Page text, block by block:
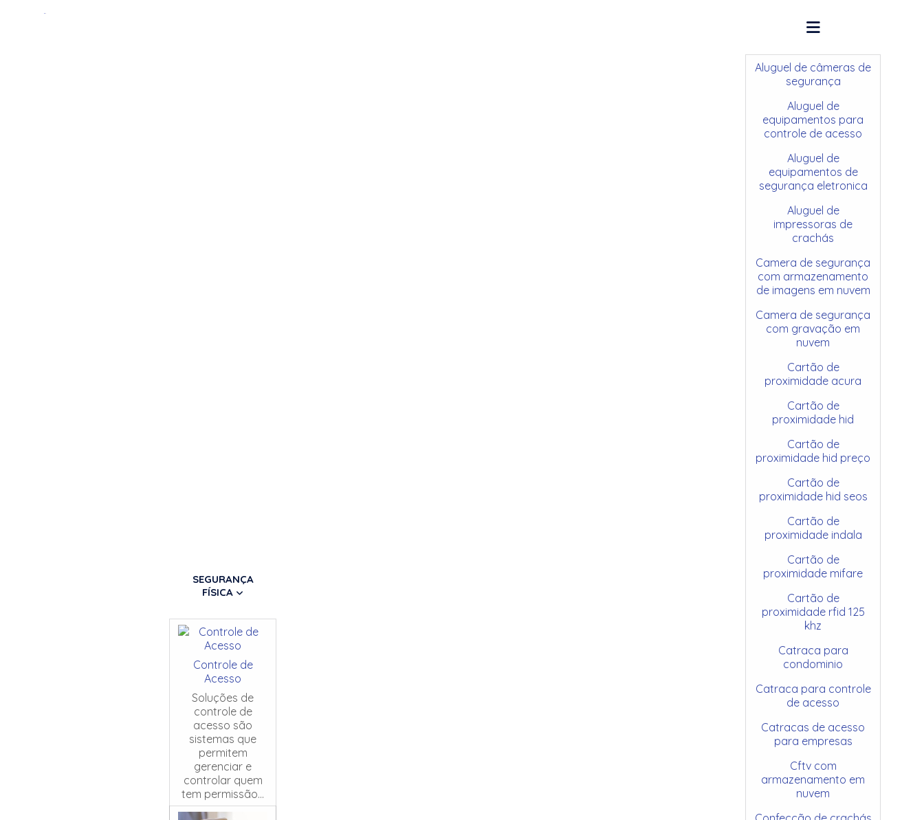
SEGURANÇA
FÍSICA
Controle de
Acesso
Soluções de
controle de
acesso são
sistemas que
permitem
gerenciar e
controlar quem
tem permissão...
Aluguel de câmeras de
segurança
Aluguel de
equipamentos para
controle de acesso
Aluguel de
equipamentos de
segurança eletronica
Aluguel de
impressoras de
crachás
Camera de segurança
com armazenamento
de imagens em nuvem
Camera de segurança
com gravação em
nuvem
Cartão de
proximidade acura
Cartão de
proximidade hid
Cartão de
proximidade hid preço
Cartão de
proximidade hid seos
Cartão de
proximidade indala
Cartão de
proximidade mifare
Cartão de
proximidade rfid 125
khz
Catraca para
condominio
Catraca para controle
de acesso
Catracas de acesso
para empresas
Cftv com
armazenamento em
nuvem